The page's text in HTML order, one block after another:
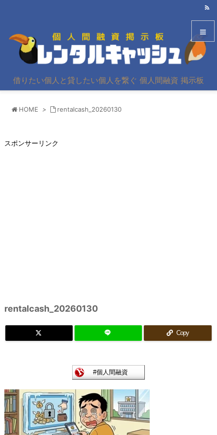
借りたい個人と貸したい個人を繋ぐ 個人間融資 掲示板
HOME > rentalcash_20260130
スポンサーリンク
rentalcash_20260130
Copy